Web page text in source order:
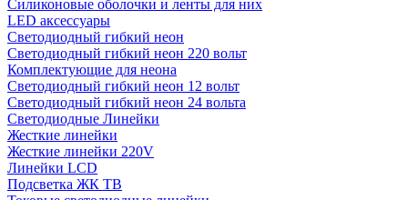
Силиконовые оболочки и ленты для них
LED аксессуары
Светодиодный гибкий неон
Светодиодный гибкий неон 220 вольт
Комплектующие для неона
Светодиодный гибкий неон 12 вольт
Светодиодный гибкий неон 24 вольта
Светодиодные Линейки
Жесткие линейки
Жесткие линейки 220V
Линейки LCD
Подсветка ЖК ТВ